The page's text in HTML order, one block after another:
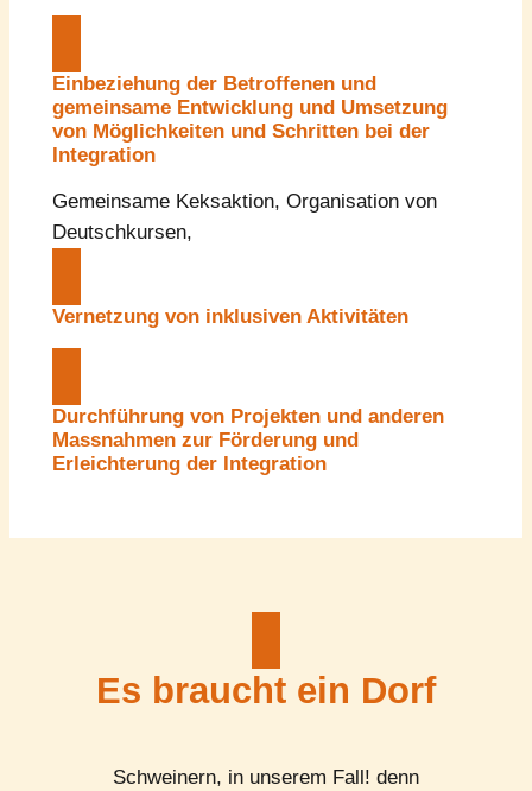
Einbeziehung der Betroffenen und
gemeinsame Entwicklung und Umsetzung
von Möglichkeiten und Schritten bei der
Integration
Gemeinsame Keksaktion, Organisation von
Deutschkursen,
Vernetzung von inklusiven Aktivitäten
Durchführung von Projekten und anderen
Massnahmen zur Förderung und
Erleichterung der Integration
Es braucht ein Dorf
Schweinern, in unserem Fall! denn